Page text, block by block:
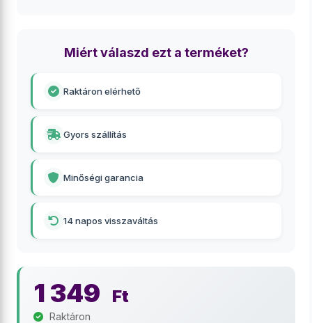
Miért válaszd ezt a terméket?
Raktáron elérhető
Gyors szállítás
Minőségi garancia
14 napos visszaváltás
1 349 Ft
Raktáron